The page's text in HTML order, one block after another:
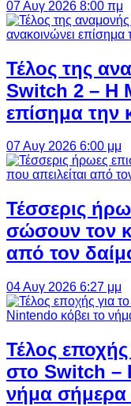
07 Αυγ 2026 8:00 πμ
Τέλος της
Switch 2 – Η
επίσημα την
07 Αυγ 2026 6:00 μμ
Τέσσερις
σώσουν τον
από τον
04 Αυγ 2026 6:27 μμ
Τέλος
στο Switch –
νήμα σήμερα